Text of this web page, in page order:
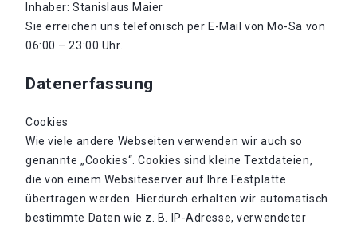
Inhaber: Stanislaus Maier
Sie erreichen uns telefonisch per E-Mail von Mo-Sa von
06:00 – 23:00 Uhr.
Datenerfassung
Cookies
Wie viele andere Webseiten verwenden wir auch so
genannte „Cookies“. Cookies sind kleine Textdateien,
die von einem Websiteserver auf Ihre Festplatte
übertragen werden. Hierdurch erhalten wir automatisch
bestimmte Daten wie z. B. IP-Adresse, verwendeter